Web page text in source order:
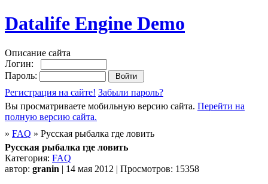
Datalife Engine Demo
Описание сайта
Логин:
Пароль:
Регистрация на сайте! Забыли пароль?
Вы просматриваете мобильную версию сайта. Перейти на
полную версию сайта.
» FAQ » Русская рыбалка где ловить
Русская рыбалка где ловить
Категория: FAQ
автор: granin | 14 мая 2012 | Просмотров: 15358